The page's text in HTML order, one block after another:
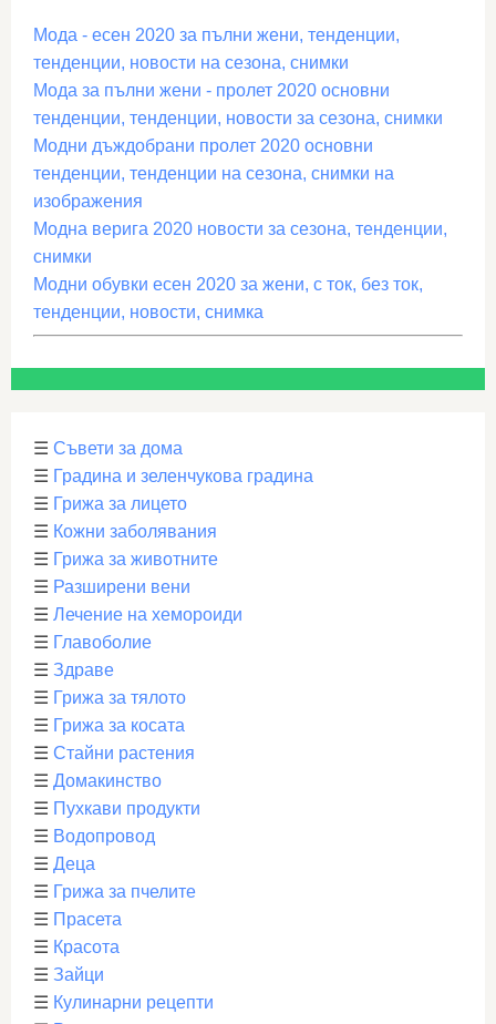
Мода - есен 2020 за пълни жени, тенденции,
тенденции, новости на сезона, снимки
Мода за пълни жени - пролет 2020 основни
тенденции, тенденции, новости за сезона, снимки
Модни дъждобрани пролет 2020 основни
тенденции, тенденции на сезона, снимки на
изображения
Модна верига 2020 новости за сезона, тенденции,
снимки
Модни обувки есен 2020 за жени, с ток, без ток,
тенденции, новости, снимка
☰ Съвети за дома
☰ Градина и зеленчукова градина
☰ Грижа за лицето
☰ Кожни заболявания
☰ Грижа за животните
☰ Разширени вени
☰ Лечение на хемороиди
☰ Главоболие
☰ Здраве
☰ Грижа за тялото
☰ Грижа за косата
☰ Стайни растения
☰ Домакинство
☰ Пухкави продукти
☰ Водопровод
☰ Деца
☰ Грижа за пчелите
☰ Прасета
☰ Красота
☰ Зайци
☰ Кулинарни рецепти